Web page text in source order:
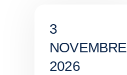
3
NOVEMBRE
2026